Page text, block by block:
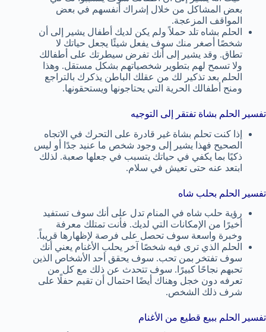
بعض المشاكل من خلال إشراك أنفسهم في بعض
المواقف المزعجة.
الحلم بشاه تلد حملاً ولم يكن لديك أطفال يشير إلى أن
شخصًا أصغر منك سوف يفعل شيئًا يجعل حياتك لا
تطاق. وقد يشير إلى أنك تفرض سيطرتك على أطفالك
ولا تسمح لهم بتطوير شخصياتهم بشكل مستقل. وهذا
الحلم بعد تذكير لك من عقلك الباطن يذكرك بالتراجع
ومنح أطفالك الحرية التي يحتاجونها ويستحقونها.
تفسير الحلم بشاة تفتقر إلى التوجيه
إذا كنت تحلم بشاة غير قادرة على التحرك في الاتجاه
الصحيح فهذا يشير إلى وجود شخص ما عنيد جدًا أو ليس
ذكيًا بما يكفي في حياتك يتسبب في جعلها صعبة. لذلك
ابتعد عنه حتى تعيش في سلام.
تفسير الحلم بحلب شاه
رؤية حلب شاه في المنام تدل على أنك سوف تستفيد
أخيرًا من الإمكانات التي لديك. فأنت تمتلك معرفة
وخبرة واسعة سوف تحصل على فرصة لإظهارها قريباً.
الحلم الذي ترى فيه شخصًا آخر يحلب الأغنام يعني أنك
سوف تفتخر بمن تحب. سوف يحقق أحد الأشخاص الذين
تحبهم نجاحًا كبيرًا. سوف تتحدث عن ذلك مع كل من
تعرفه دون خجل وهناك أيضًا احتمال أن تقيم حفلًا على
شرف ذلك الشخص.
تفسير الحلم ببيع قطيع من الأغنام